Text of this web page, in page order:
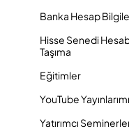
Banka Hesap
Hisse Senedi
Taşıma
Eğitimler
YouTube
Yatırımcı